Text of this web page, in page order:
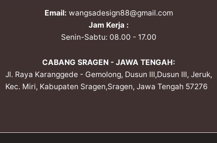
Email: wangsadesign88@gmail.com
Jam Kerja :
Senin-Sabtu: 08.00 - 17.00
CABANG SRAGEN - JAWA TENGAH:
Jl. Raya Karanggede - Gemolong, Dusun III,Dusun III, Jeruk,
Kec. Miri, Kabupaten Sragen,Sragen, Jawa Tengah 57276